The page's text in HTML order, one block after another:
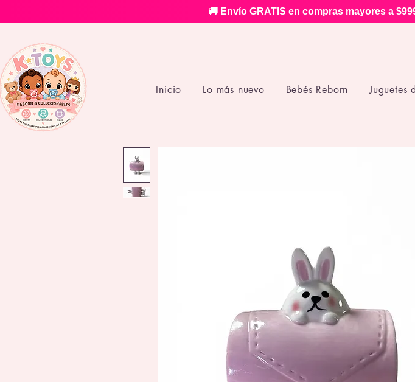
🚚 Envío GRATIS en compras mayores a
Inicio Lo más nuevo Bebés Reborn Juguetes